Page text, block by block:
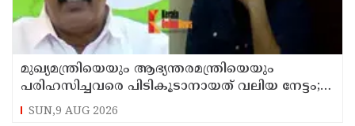
മുഖ്യമന്ത്രിയെയും ആഭ്യന്തരമന്ത്രിയെയും
പരിഹസിച്ചവരെ പിടികൂടാനായത് വലിയ നേട്ടം;
കണ്ണൂര്‍ ഡിസിസി പ്രസിഡന്റ്
SUN,9 AUG 2026